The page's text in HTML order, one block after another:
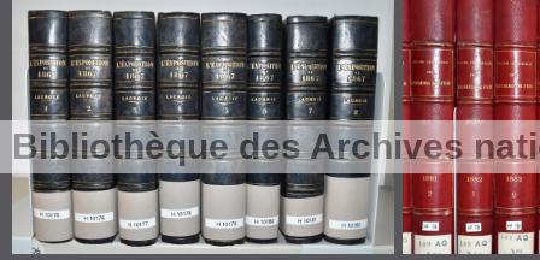
Bibliothèque des Archives